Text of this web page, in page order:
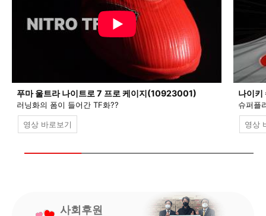
푸마 울트라 나이트로 7 프로 케이지(10923001)
러닝화의 폼이 들어간 TF화??
영상 바로보기
나이
슈퍼플
영상
사회후원